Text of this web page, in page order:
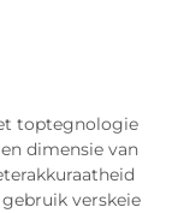
toptegnologie
dimensie van
verskeie